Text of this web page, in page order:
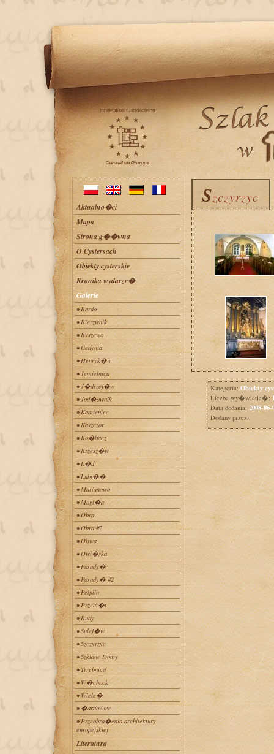
Aktualno�ci
Mapa
Strona g��wna
O Cystersach
Obiekty cysterskie
Kronika wydarze�
Galerie
• Bardo
• Bierzwnik
• Byszewo
• Cedynia
• Henryk�w
• Jemielnica
• J�drzej�w
• Jod�ownik
• Kamieniec
• Kaszczor
• Ko�bacz
• Krzesz�w
• L�d
• Lubi��
• Marianowo
• Mogi�a
• Obra
• Obra #2
• Oliwa
• Owi�ska
• Parady�
• Parady� #2
• Pelplin
• Przem�t
• Rudy
• Sulej�w
• Szczyrzyc
• Szklane Domy
• Trzebnica
• W�chock
• Wiele�
• �arnowiec
• Przeobra�enia architektury
europejskiej
Literatura
Szczyrzyc
Szczyrzyc
Kategoria: Obiekty
Liczba wy�wietle�:
Data dodania: 2008-
Dodany przez: